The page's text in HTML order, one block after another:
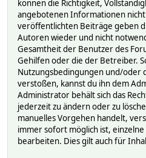
können die Richtigkeit,
angebotenen Informationen
veröffentlichten Beiträge geben
Autoren wieder und nicht
Gesamtheit der Benutzer des
Gehilfen oder die der Betreiber.
Nutzungsbedingungen und/oder
verstoßen, kannst du ihn dem
Administrator behält sich das
jederzeit zu ändern oder zu
manuelles Vorgehen handelt,
immer sofort möglich ist,
bearbeiten. Dies gilt auch für